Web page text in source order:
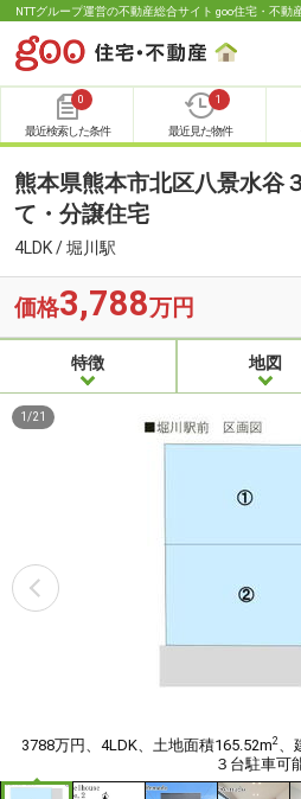
NTTグループ運営の不動産総合サイト goo住宅・不動
0
最近検索した条件
1
最近見た物件
熊本県熊本市北区八景水谷
て・分譲住宅
4LDK / 堀川駅
価格3,788万円
特徴 地図
3788万円、4LDK、土地面積165.52m2、
３台駐車可
1 /21